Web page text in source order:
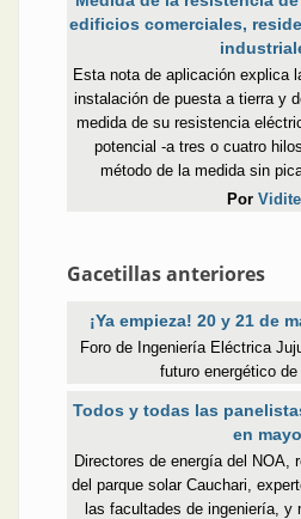
edificios comerciales,
Esta nota de aplicación explica
instalación de puesta a tierra y
medida de su resistencia
potencial -a tres o cuatro
método de la medida sin
Por
Gacetillas anteriores
¡Ya empieza! 20 y 21 de
Foro de Ingeniería Eléctrica
futuro energético de
Todos y todas las
en mayo
Directores de energía del NOA,
del parque solar Cauchari,
las facultades de ingeniería, y